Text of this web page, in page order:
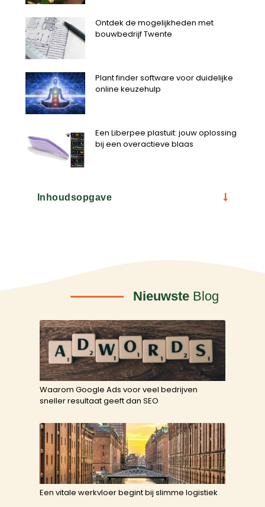
Ontdek de mogelijkheden met
bouwbedrijf Twente
Plant finder software voor duidelijke
online keuzehulp
Een Liberpee plastuit: jouw oplossing
bij een overactieve blaas
Inhoudsopgave
NieuwsteBlog
Waarom Google Ads voor veel bedrijven
sneller resultaat geeft dan SEO
Een vitale werkvloer begint bij slimme logistiek